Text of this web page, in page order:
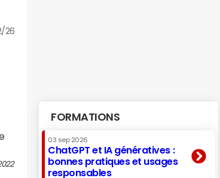
26
FORMATIONS
03 sep 2026
ChatGPT et IA génératives :
bonnes pratiques et usages
responsables